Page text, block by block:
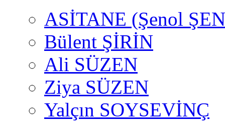
ASİTANE (Şenol
Bülent ŞİRİN
Ali SÜZEN
Ziya SÜZEN
Yalçın SOYSEVİNÇ